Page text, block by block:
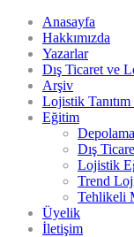
Anasayfa
Hakkımızda
Yazarlar
Dış Ticaret ve
Arşiv
Lojistik
Eğitim
Dış
Lojistik
Trend
Tehlikeli
Üyelik
İletişim